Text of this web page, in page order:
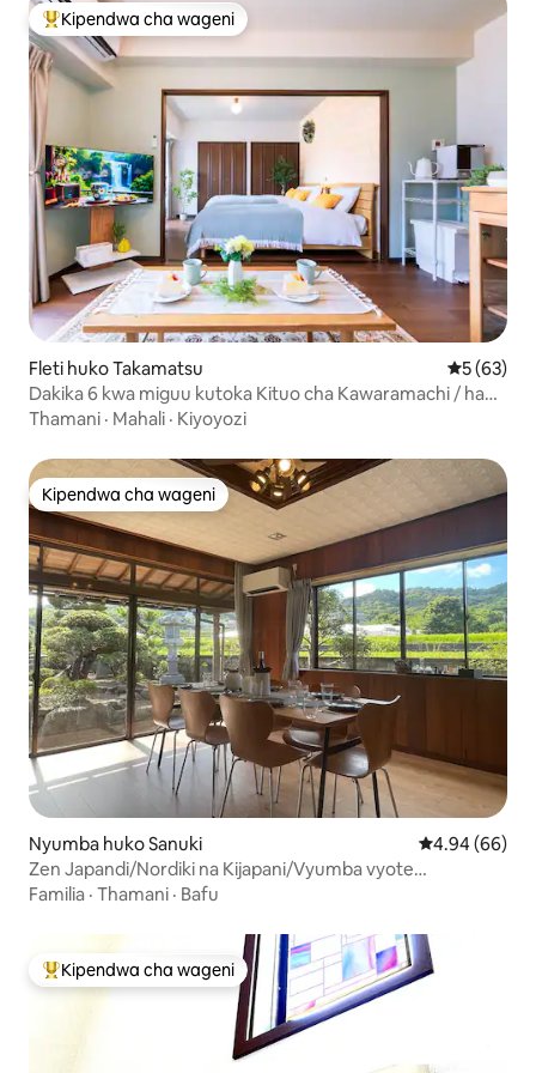
Kipendwa maarufu cha wageni
Kipendwa cha wageni
Fleti huko Takamatsu Ukadiriaji
5 (63)
Dakika 6 kwa miguu kutoka Kituo cha Kawaramachi / hadi
watu 4 / Chumba kimoja kinakodishwa / Dakika 2 kwa
kuzunguka kisiwa / Safi / Maridadi
Thamani · Mahali · Kiyoyozi
Kipendwa cha wageni
Kipendwa cha wageni
Nyumba huko Sanuki Ukadiriaji wa
4.94 (66)
Zen Japandi/Nordiki na Kijapani/Vyumba vyote
vimekarabatiwa/Bustani ya Kijapani/Watu 8/Maegesho ya
ukaaji wa muda mrefu
Familia · Thamani · Bafu
Kipendwa maarufu cha wageni
Kipendwa cha wageni